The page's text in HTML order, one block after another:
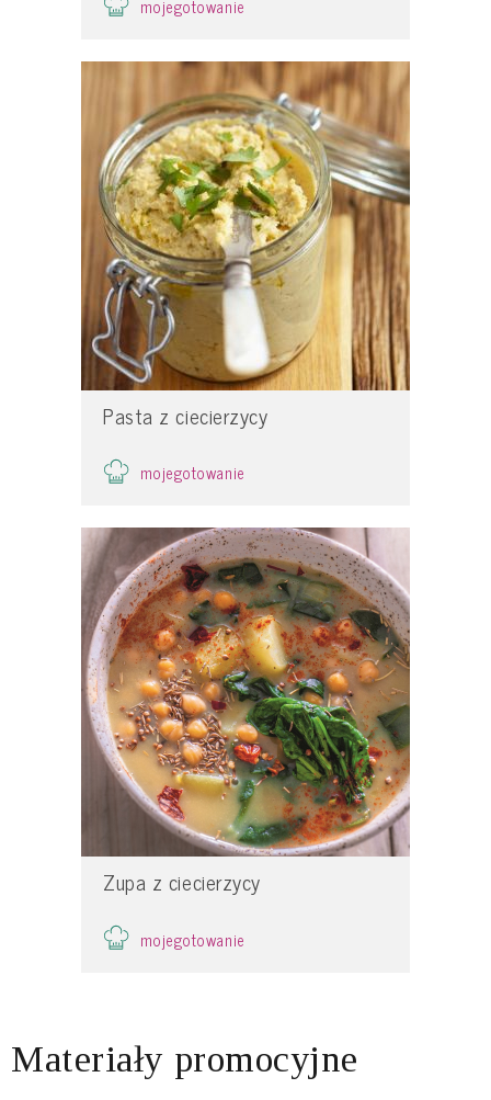
mojegotowanie
Pasta z ciecierzycy
mojegotowanie
Zupa z ciecierzycy
mojegotowanie
Materiały promocyjne